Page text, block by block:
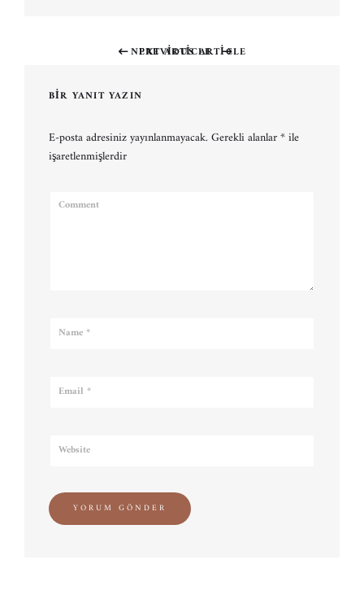
PREVIOUS ARTICLE
post:
NEXT ARTICLE
post:
BIR YANIT YAZIN
E-posta adresiniz yayınlanmayacak. Gerekli alanlar*ile
işaretlenmişlerdir